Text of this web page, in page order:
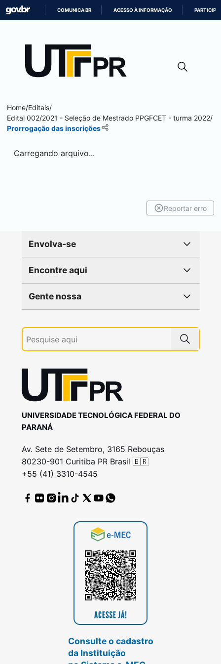
CONTEÚDO
COMUNICA BR ACESSO À INFORMAÇÃO PARTICIPE
Home/Editais/
Edital 002/2021 - Seleção de Mestrado PPGFCET - turma 2022/
Prorrogação das inscrições
Carregando arquivo...
Reportar erro
Envolva-se
Encontre aqui
Gente nossa
UNIVERSIDADE TECNOLÓGICA FEDERAL DO
PARANÁ
Av. Sete de Setembro, 3165 Rebouças
80230-901 Curitiba PR Brasil 🇧🇷
+55 (41) 3310-4545
Consulte o cadastro
da Instituição